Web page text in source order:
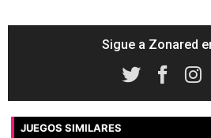
Sigue a Zonared
JUEGOS SIMILARES